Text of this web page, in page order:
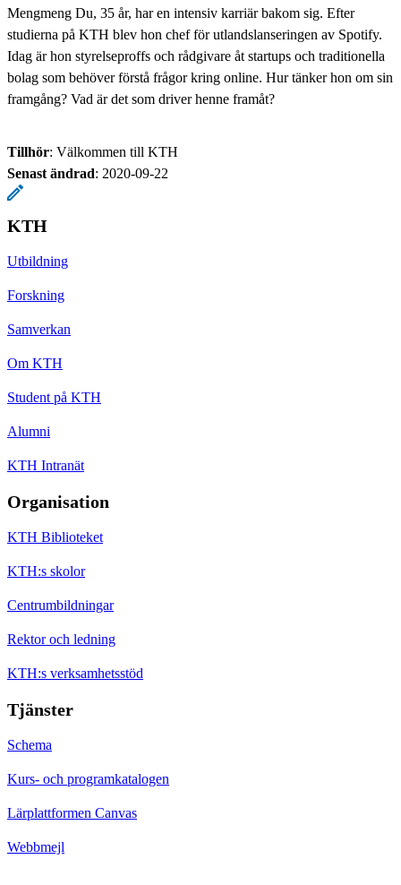
Mengmeng Du, 35 år, har en intensiv karriär bakom sig. Efter
studierna på KTH blev hon chef för utlandslanseringen av Spotify.
Idag är hon styrelseproffs och rådgivare åt startups och traditionella
bolag som behöver förstå frågor kring online. Hur tänker hon om sin
framgång? Vad är det som driver henne framåt?
Tillhör: Välkommen till KTH
Senast ändrad: 2020-09-22
KTH
Utbildning
Forskning
Samverkan
Om KTH
Student på KTH
Alumni
KTH Intranät
Organisation
KTH Biblioteket
KTH:s skolor
Centrumbildningar
Rektor och ledning
KTH:s verksamhetsstöd
Tjänster
Schema
Kurs- och programkatalogen
Lärplattformen Canvas
Webbmejl